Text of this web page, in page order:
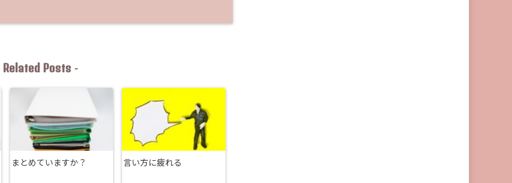
Related Posts-
まとめていますか？ 言い方に疲れる